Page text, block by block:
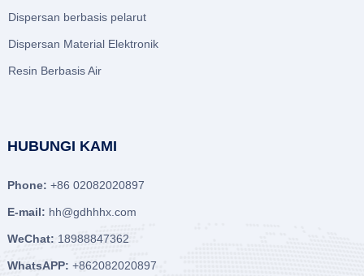
Dispersan berbasis pelarut
Dispersan Material Elektronik
Resin Berbasis Air
HUBUNGI KAMI
Phone: +86 02082020897
E-mail: hh@gdhhhx.com
WeChat: 18988847362
WhatsAPP: +862082020897